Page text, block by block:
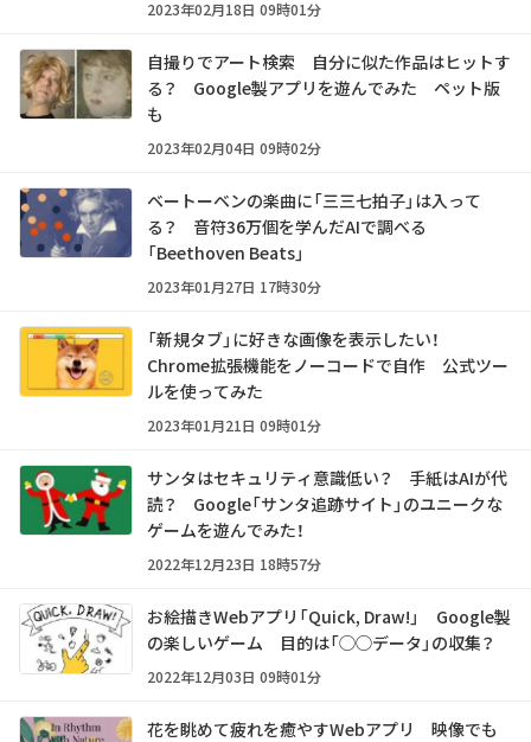
2023年02月18日 09時01分
自撮りでアート検索 自分に似た作品はヒットす
る？ Google製アプリを遊んでみた ペット版
も
2023年02月04日 09時02分
ベートーベンの楽曲に「三三七拍子」は入って
る？ 音符36万個を学んだAIで調べる
「Beethoven Beats」
2023年01月27日 17時30分
「新規タブ」に好きな画像を表示したい！
Chrome拡張機能をノーコードで自作 公式ツー
ルを使ってみた
2023年01月21日 09時01分
サンタはセキュリティ意識低い？ 手紙はAIが代
読？ Google「サンタ追跡サイト」のユニークな
ゲームを遊んでみた！
2022年12月23日 18時57分
お絵描きWebアプリ「Quick, Draw!」 Google製
の楽しいゲーム 目的は「◯◯データ」の収集？
2022年12月03日 09時01分
花を眺めて疲れを癒やすWebアプリ 映像でも